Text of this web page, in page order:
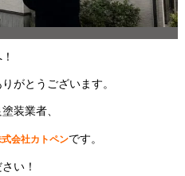
がとうございます。
装業者、
会社カトペンです。
い！